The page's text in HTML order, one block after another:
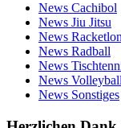
News Cachibol
News Jiu Jitsu
News Racketlon
News Radball
News
News Volleyball
News Sonstiges